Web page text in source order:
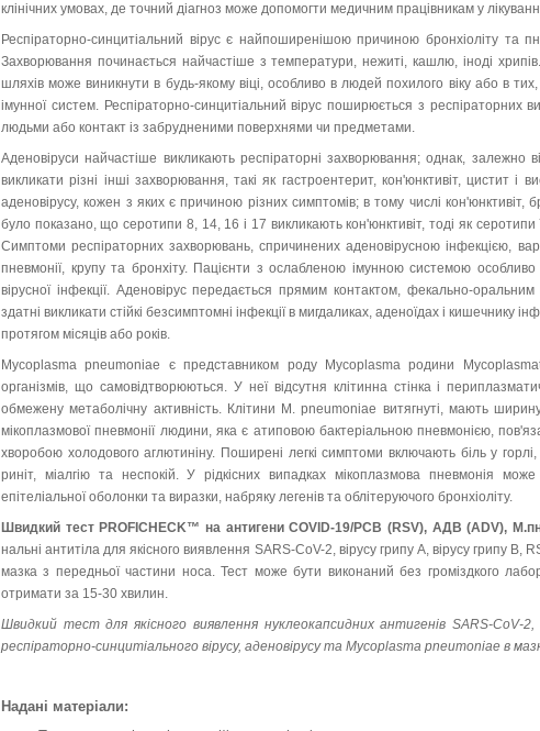
клінічних умовах, де точний діагноз може допомогти ме­дич­ним працівникам у
Респіраторно-синцитіальний вірус є найпоширенішою при­чи­ною бронхіоліту та
Захворювання починається найчастіше з температури, не­житі, кашлю, іноді
шляхів може виникнути в будь-якому віці, особ­ли­во в людей похилого віку або в
імунної систем. Респіраторно-син­ци­­тіаль­ний вірус поширюється з респіраторних
людьми або контакт із забруд­неними поверхнями чи предметами.
Аденовіруси найчастіше викликають респіраторні захво­рюван­ня; однак, залежно
викликати різні інші захворювання, такі як гастро­ентерит, кон'юнктивіт, цистит і
аденовірусу, кожен з яких є причи­ною різних симптомів; в тому числі кон'юнктивіт,
було показано, що се­ро­типи 8, 14, 16 і 17 викликають кон'юнктивіт, тоді як
Симптоми рес­­піраторних захворювань, спричинених аденовірусною ін­фек­цією,
пне­в­монії, крупу та бронхіту. Пацієнти з ослабленою імун­ною системою
вірусної інфекції. Аденовірус передається прямим кон­­тактом, фекально-
здатні викликати стійкі безсимптомні інфекції в мигдаликах, аденоїдах і кишечнику
протягом місяців або років.
Mycoplasma pneumoniae є представником роду Mycoplasma родини
організмів, що самовідтворюються. У неї відсутня клі­тин­на стінка і
обмежену метаболічну активність. Клітини M. pne­umoniae витягнуті, мають
мікоплазмової пневмонії людини, яка є ати­повою бактеріальною пневмонією,
хворобою холодового аглю­ти­ніну. Поширені легкі симптоми включають біль у
риніт, міалгію та нес­по­кій. У рідкісних випадках мікоплазмова пневмонія
епітеліальної обо­­лонки та виразки, набряку легенів та облітеруючого брон­­хіоліту.
Швидкий тест PROFICHECK™ на антигени COVID-19/РСВ (RSV), АДВ (ADV),
наль­ні антитіла для якісного виявлення SARS-CoV-2, вірусу грипу А, вірусу грипу В,
маз­ка з передньої частини носа. Тест може бути виконаний без громіз­дкого
отримати за 15-30 хвилин.
Швидкий тест для якісного виявлення нуклеокапсидних ан­ти­генівSARS-CoV-2,
респіраторно-синцитіального вірусу, аденовірусу та My­co­plasma pneumoniae в
Надані матеріали: